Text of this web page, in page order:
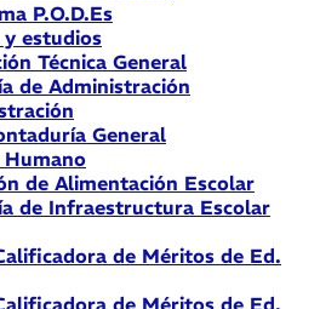
P.O.D.Es
estudios
Técnica General
de Administración
General
de Alimentación Escolar
de Infraestructura Escolar
de Méritos de Ed.
de Méritos de Ed.